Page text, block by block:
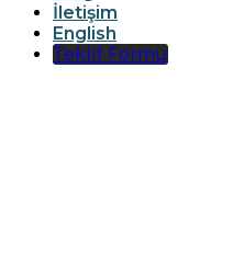
İletişim
English
Teklif Formu